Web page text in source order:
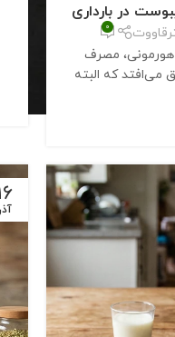
در بارداری
0
هورمونی، مصرف
می‌افتد که البته
آذر